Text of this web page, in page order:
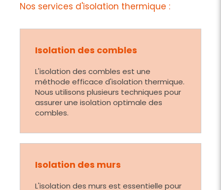
Nos services d'isolation thermique :
Isolation des combles
L'isolation des combles est une
méthode efficace d'isolation thermique.
Nous utilisons plusieurs techniques pour
assurer une isolation optimale des
combles.
Isolation des murs
L'isolation des murs est essentielle pour